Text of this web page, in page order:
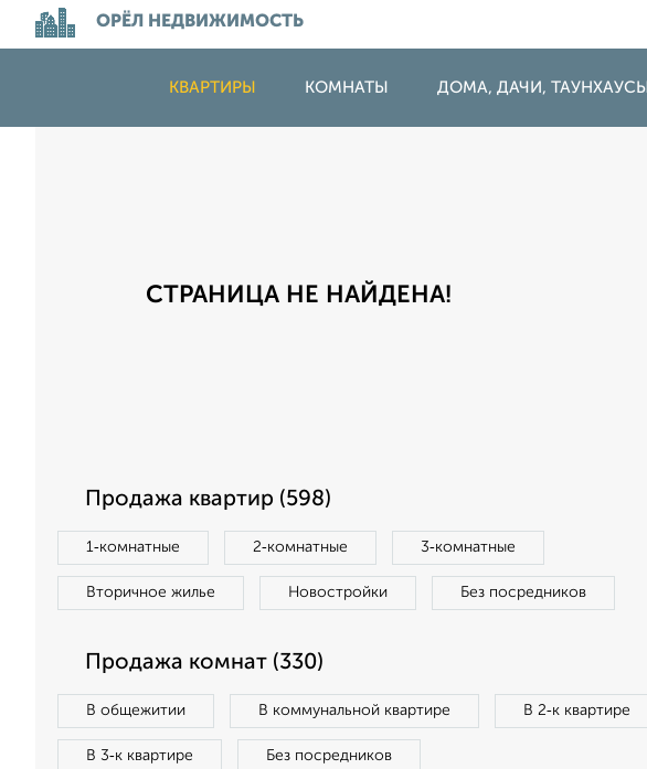
ОРЁЛ НЕДВИЖИМОСТЬ
КВАРТИРЫ КОМНАТЫ ДОМА, ДАЧИ, ТАУНХАУСЫ
СТРАНИЦА НЕ НАЙДЕНА!
Продажа квартир (598)
1‑комнатные 2‑комнатные 3‑комнатные
Вторичное жилье Новостройки Без посредников
Продажа комнат (330)
В общежитии В коммунальной квартире В 2‑к квартире
В 3‑к квартире Без посредников